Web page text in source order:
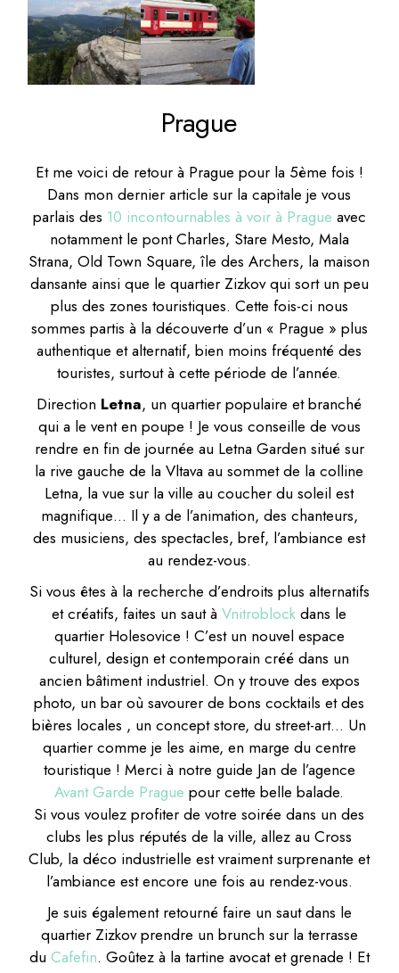
Prague
Et me voici de retour à Prague pour la 5ème fois !
Dans mon dernier article sur la capitale je vous
parlais des 10 incontournables à voir à Prague avec
notamment le pont Charles, Stare Mesto, Mala
Strana, Old Town Square, île des Archers, la maison
dansante ainsi que le quartier Zizkov qui sort un peu
plus des zones touristiques. Cette fois-ci nous
sommes partis à la découverte d’un « Prague » plus
authentique et alternatif, bien moins fréquenté des
touristes, surtout à cette période de l’année.
Direction Letna, un quartier populaire et branché
qui a le vent en poupe ! Je vous conseille de vous
rendre en fin de journée au Letna Garden situé sur
la rive gauche de la Vltava au sommet de la colline
Letna, la vue sur la ville au coucher du soleil est
magnifique… Il y a de l’animation, des chanteurs,
des musiciens, des spectacles, bref, l’ambiance est
au rendez-vous.
Si vous êtes à la recherche d’endroits plus alternatifs
et créatifs, faites un saut àVnitroblock dans le
quartier Holesovice ! C’est un nouvel espace
culturel, design et contemporain créé dans un
ancien bâtiment industriel. On y trouve des expos
photo, un bar où savourer de bons cocktails et des
bières locales , un concept store, du street-art… Un
quartier comme je les aime, en marge du centre
touristique ! Merci à notre guide Jan de l’agence
Avant Garde Prague pour cette belle balade.
Si vous voulez profiter de votre soirée dans un des
clubs les plus réputés de la ville, allez au Cross
Club, la déco industrielle est vraiment surprenante et
l’ambiance est encore une fois au rendez-vous.
Je suis également retourné faire un saut dans le
quartier Zizkov prendre un brunch sur la terrasse
du Cafefin. Goûtez à la tartine avocat et grenade ! Et